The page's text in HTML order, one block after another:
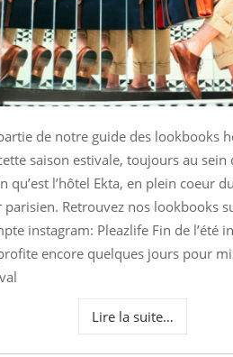
de notre guide des lookbooks
saison estivale, toujours au sein
qu’est l’hôtel Ekta, en plein coeur
parisien. Retrouvez nos lookbooks
instagram: Pleazlife Fin de l’été
encore quelques jours pour
Lire la suite…